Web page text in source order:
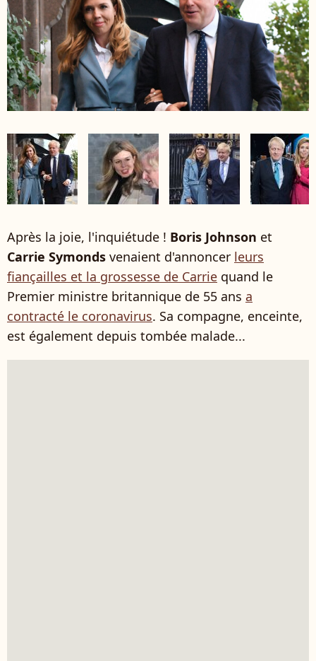
Après la joie, l'inquiétude ! Boris Johnson et
Carrie Symonds venaient d'annoncer leurs
fiançailles et la grossesse de Carrie quand le
Premier ministre britannique de 55 ans a
contracté le coronavirus. Sa compagne, enceinte,
est également depuis tombée malade...